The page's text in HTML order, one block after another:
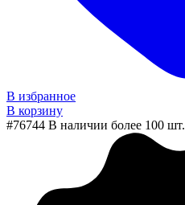
В избранное
В корзину
#76744 В наличии более 100 шт.